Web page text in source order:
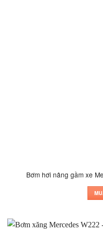
Bơm hơi nâng gầm xe